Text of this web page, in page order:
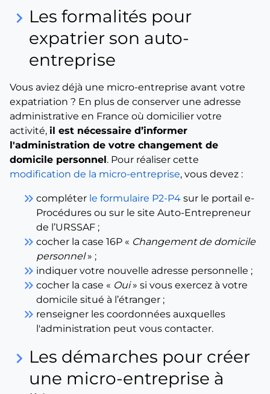
keyboard_arrow_right Les formalités pour
expatrier son auto-
entreprise
Vous aviez déjà une micro-entreprise avant votre
expatriation ? En plus de conserver une adresse
administrative en France où domicilier votre
activité, il est nécessaire d’informer
l'administration de votre changement de
domicile personnel. Pour réaliser cette
modification de la micro-entreprise, vous devez :
keyboard_double_arrow_right compléter le formulaire P2-P4 sur le portail e-
Procédures ou sur le site Auto-Entrepreneur
de l’URSSAF ;
keyboard_double_arrow_right cocher la case 16P « Changement de domicile
personnel» ;
keyboard_double_arrow_right indiquer votre nouvelle adresse personnelle ;
keyboard_double_arrow_right cocher la case « Oui» si vous exercez à votre
domicile situé à l’étranger ;
keyboard_double_arrow_right renseigner les coordonnées auxquelles
l'administration peut vous contacter.
keyboard_arrow_right Les démarches pour créer
une micro-entreprise à